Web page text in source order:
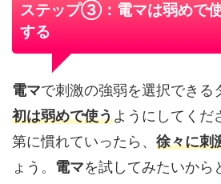
ステップ③：電マは弱めで
する
電マで刺激の強弱を選択できる
初は弱めで使うようにしてくだ
第に慣れていったら、 徐々に刺
ょう。 電マを試してみたいから